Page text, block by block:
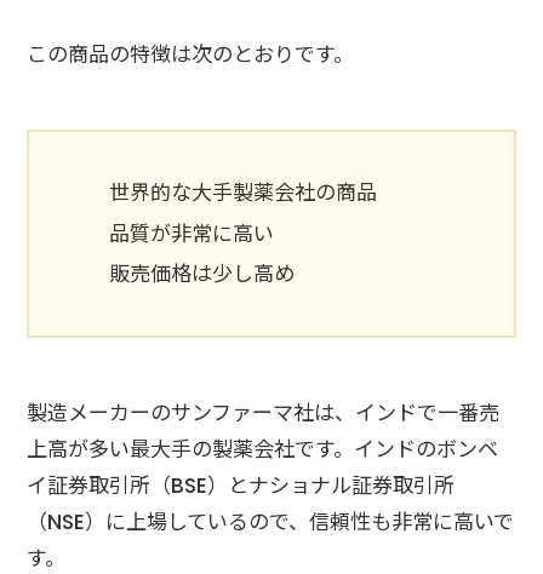
この商品の特徴は次のとおりです。
世界的な大手製薬会社の商品
品質が非常に高い
販売価格は少し高め
製造メーカーのサンファーマ社は、インドで一番売
上高が多い最大手の製薬会社です。インドのボンベ
イ証券取引所（BSE）とナショナル証券取引所
（NSE）に上場しているので、信頼性も非常に高いで
す。